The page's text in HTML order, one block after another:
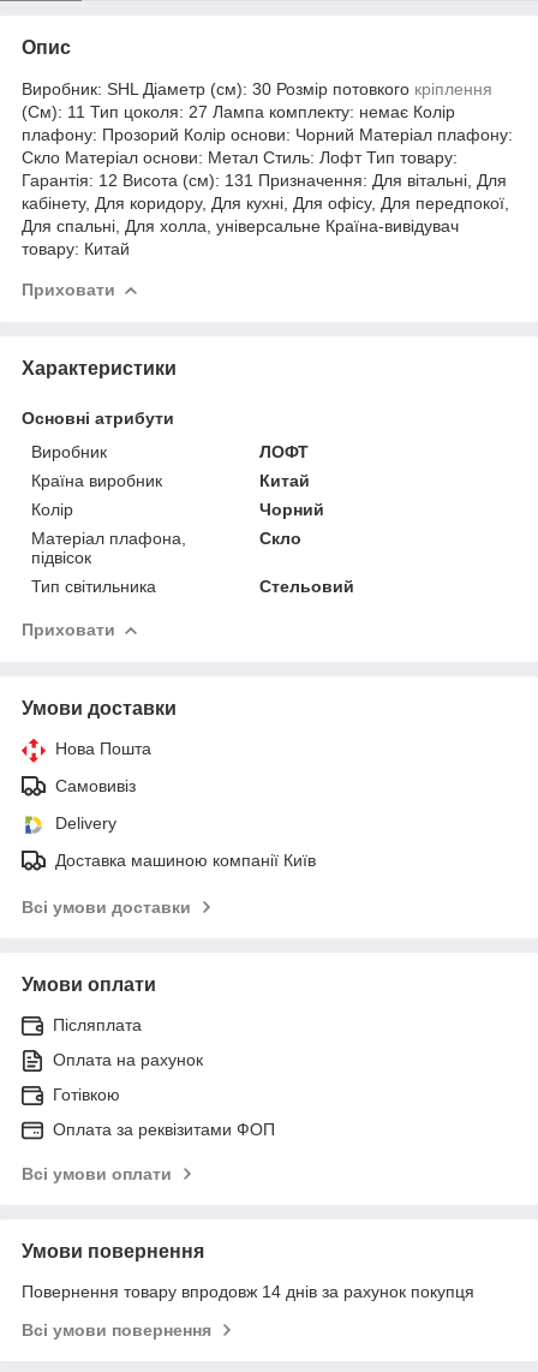
Опис
Виробник: SHL Діаметр (см): 30 Розмір потовкого кріплення
(См): 11 Тип цоколя: 27 Лампа комплекту: немає Колір
плафону: Прозорий Колір основи: Чорний Матеріал плафону:
Скло Матеріал основи: Метал Стиль: Лофт Тип товару:
Гарантія: 12 Висота (см): 131 Призначення: Для вітальні, Для
кабінету, Для коридору, Для кухні, Для офісу, Для передпокої,
Для спальні, Для холла, універсальне Країна-вивідувач
товару: Китай
Приховати
Характеристики
Основні атрибути
Виробник
ЛОФТ
Країна виробник
Китай
Колір
Чорний
Матеріал плафона,
підвісок
Скло
Тип світильника Стельовий
Приховати
Умови доставки
Нова Пошта
Самовивіз
Delivery
Доставка машиною компанії Київ
Всі умови доставки
Умови оплати
Післяплата
Оплата на рахунок
Готівкою
Оплата за реквізитами ФОП
Всі умови оплати
Умови повернення
Повернення товару впродовж 14 днів за рахунок покупця
Всі умови повернення